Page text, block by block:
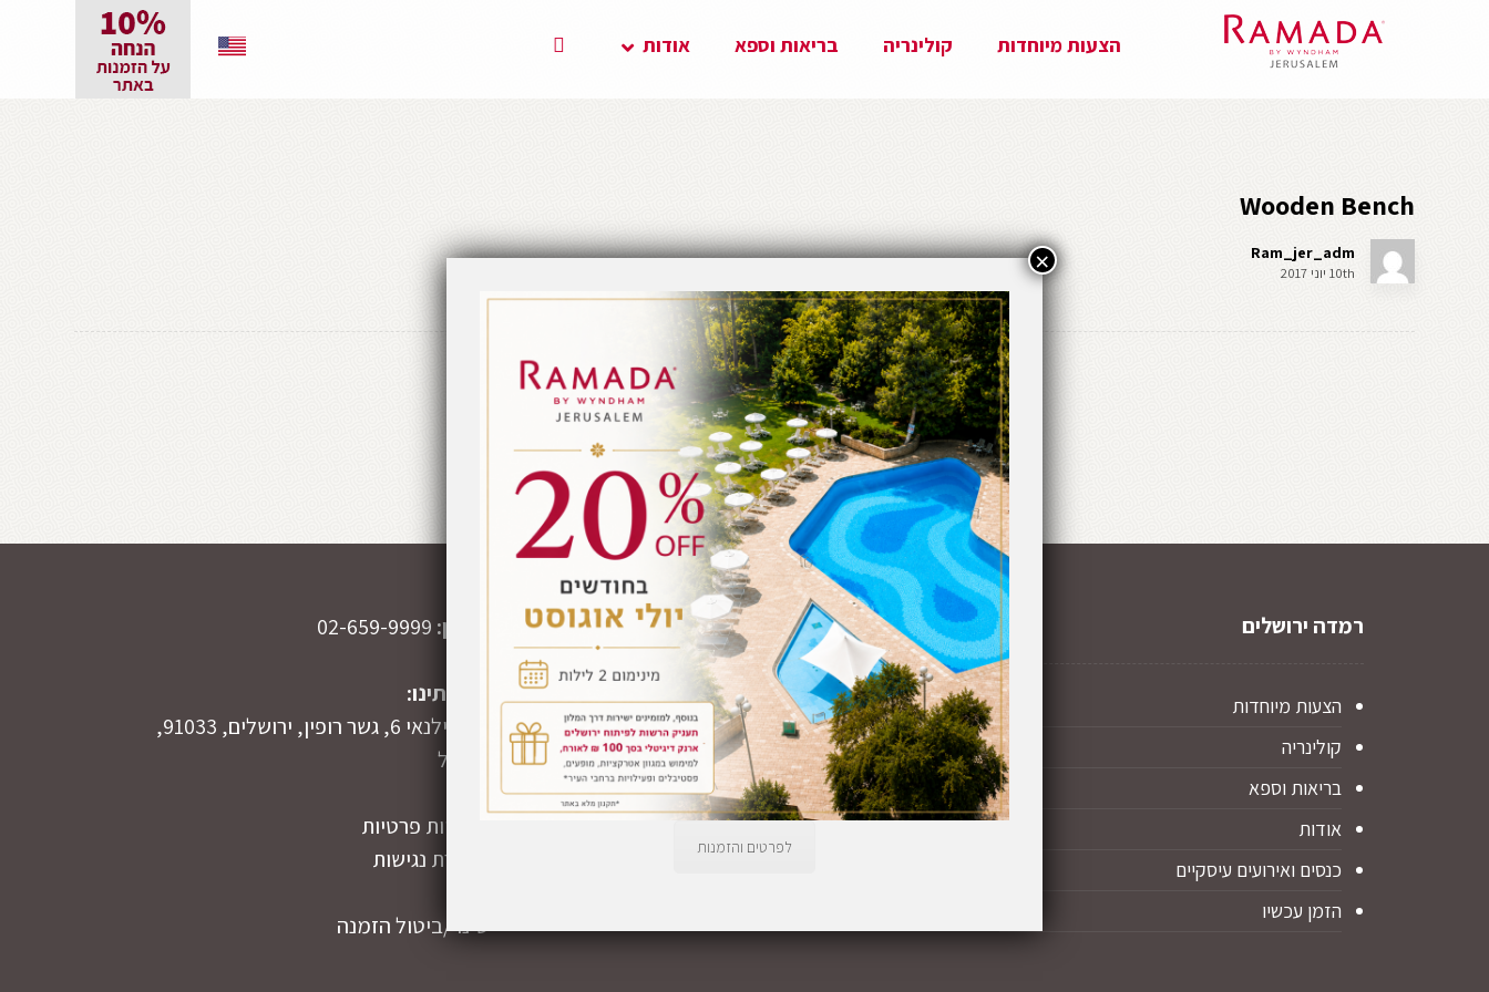
הצעות מיוחדות קולינריה בריאות וספא אודות
Wooden Bench
Ram_jer_adm
10th יוני 2017
רמדה ירושלים
הצעות מיוחדות
קולינריה
בריאות וספא
אודות
כנסים ואירועים עיסקיים
הזמן עכשיו
טלפון:
כתובתינו:
זאב וילנאי 6, גשר רופין, ירושלים, 91033,
ישראל
מדיניות פרטיות
הצהרת נגישות
שינוי/ביטול הזמנה
לפרטים והזמנות
×